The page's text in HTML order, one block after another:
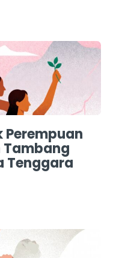
Perempuan
Tenggara